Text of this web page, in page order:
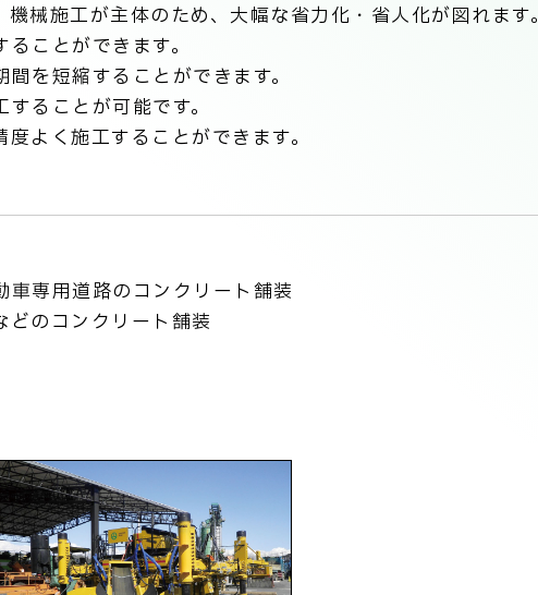
械施工が主体のため、大幅な省力化・省人化が図れます。
ことができます。
を短縮することができます。
ることが可能です。
よく施工することができます。
専用道路のコンクリート舗装
のコンクリート舗装